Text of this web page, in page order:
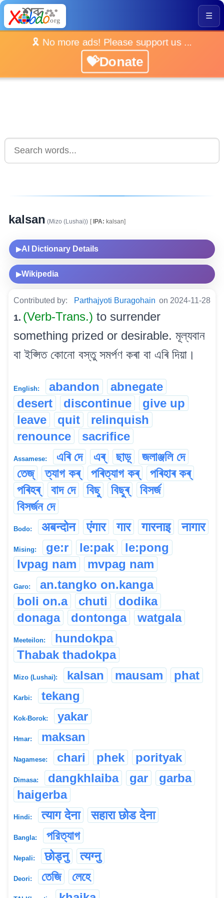
☰
🎗️ No more ads! Please support us ...
💝Donate
kalsan (Mizo (Lushai)) [IPA: kalsan]
▶AI Dictionary Details
▶Wikipedia
Contributed by: Parthajyoti Buragohain on 2024-11-28
1. (Verb-Trans.) to surrender
something prized or desirable. মূল্যবান
বা ইপ্সিত কোনো বস্তু সমৰ্পণ কৰা বা এৰি দিয়া।
English: abandon
abnegate
desert
discontinue
give up
leave
quit
relinquish
renounce
sacrifice
Assamese: এৰি দে এৰ্ ছাড়্
জলাঞ্জলি দে
তেজ্
ত্যাগ কৰ্ পৰিত্যাগ কৰ্
পৰিহাৰ কৰ্
পৰিহৰ্
বাদ দে বিছু বিছুৰ্
বিসৰ্জ
বিসৰ্জন দে
Bodo: अबन्दोन एंगार गार गारनाइ नागार
Mising: ge:r le:pak
le:pong
lvpag nam
mvpag nam
Garo:
an.tangko on.kanga
boli on.a
chuti
dodika
donaga
dontonga watgala
Meeteilon:
hundokpa
Thabak thadokpa
Mizo (Lushai): kalsan mausam phat
Karbi: tekang
Kok-Borok: yakar
Hmar: maksan
Nagamese: chari phek porityak
Dimasa: dangkhlaiba gar
garba
haigerba
Hindi: त्याग देना सहारा छोड देना
Bangla: পরিত্যাগ
Nepali: छोड्नु त्यग्नु
Deori: তেজি লেহে